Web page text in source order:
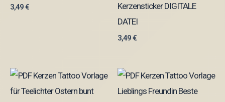
3,49€
Kerzensticker DIGITALE
DATEI
3,49€